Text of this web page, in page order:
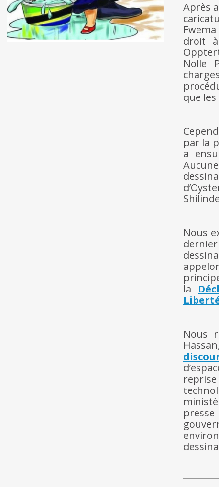
Après
droit
Nolle
que
par la
a
Nous
la
Nous